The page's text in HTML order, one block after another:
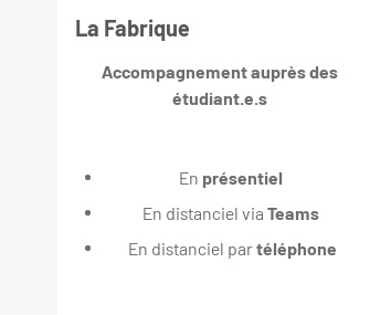
La Fabrique
Accompagnement auprès des
étudiant.e.s
En présentiel
En distanciel viaTeams
En distanciel partéléphone